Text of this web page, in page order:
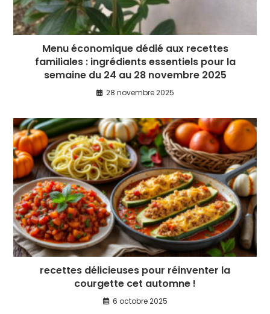
Menu économique dédié aux recettes
familiales : ingrédients essentiels pour la
semaine du 24 au 28 novembre 2025
28 novembre 2025
recettes délicieuses pour réinventer la
courgette cet automne !
6 octobre 2025